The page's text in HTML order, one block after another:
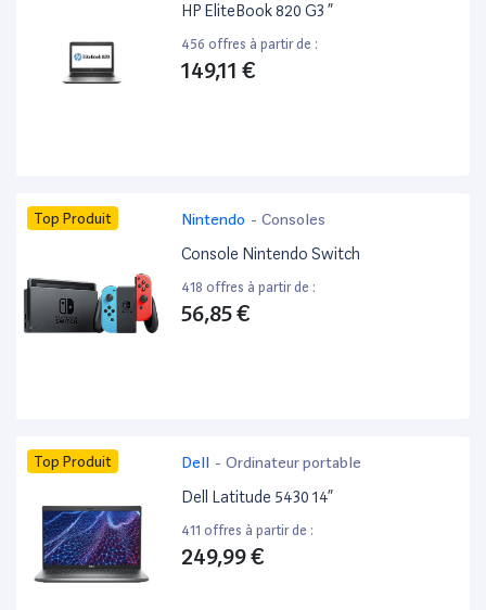
HP EliteBook 820 G3 ”
456 offres à partir de :
149,11 €
Top Produit Nintendo - Consoles
Console Nintendo Switch
418 offres à partir de :
56,85 €
Top Produit Dell - Ordinateur portable
Dell Latitude 5430 14”
411 offres à partir de :
249,99 €